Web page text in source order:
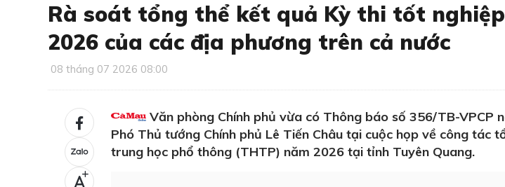
Rà soát tổng thể kết quả Kỳ thi tốt
2026 của các địa phương trên cả nước
08 tháng 07 2026 08:00
+
Văn phòng Chính phủ vừa có Thông báo số 356/TB-VPCP
Phó Thủ tướng Chính phủ Lê Tiến Châu tại cuộc họp về công tác
trung học phổ thông (THTP) năm 2026 tại tỉnh Tuyên Quang.